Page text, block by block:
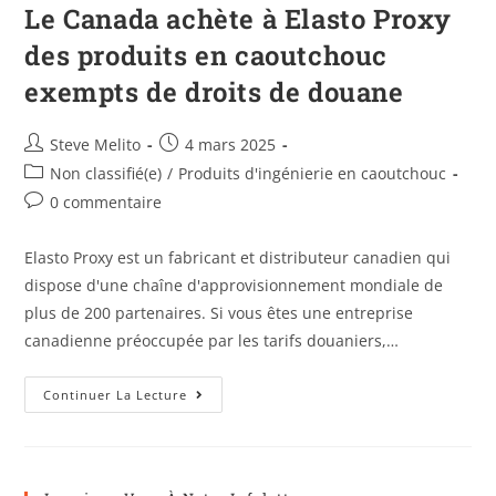
Le Canada achète à Elasto Proxy
des produits en caoutchouc
exempts de droits de douane
Steve Melito
4 mars 2025
Non classifié(e) / Produits d'ingénierie en caoutchouc
0 commentaire
Elasto Proxy est un fabricant et distributeur canadien qui
dispose d'une chaîne d'approvisionnement mondiale de
plus de 200 partenaires. Si vous êtes une entreprise
canadienne préoccupée par les tarifs douaniers,…
Continuer La Lecture